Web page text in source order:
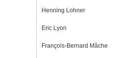
Henning Lohner
Eric Lyon
François-Bernard Mâche